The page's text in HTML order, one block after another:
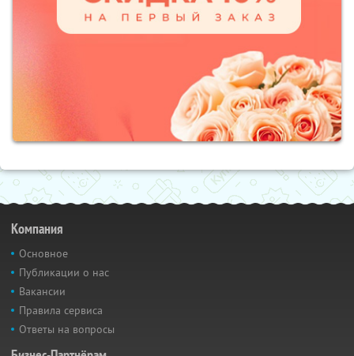
Компания
Основное
Публикации о нас
Вакансии
Правила сервиса
Ответы на вопросы